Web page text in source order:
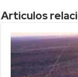
Articulos